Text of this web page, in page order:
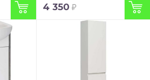
4 350